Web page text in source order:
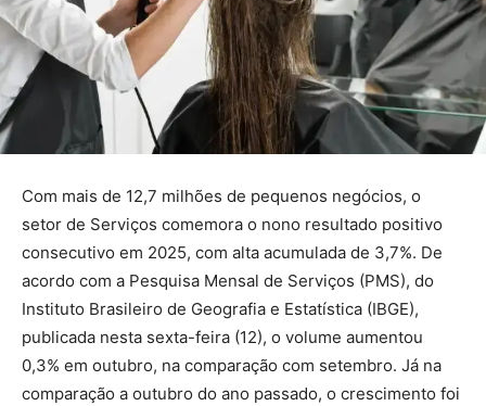
Com mais de 12,7 milhões de pequenos negócios, o
setor de Serviços comemora o nono resultado positivo
consecutivo em 2025, com alta acumulada de 3,7%. De
acordo com a Pesquisa Mensal de Serviços (PMS), do
Instituto Brasileiro de Geografia e Estatística (IBGE),
publicada nesta sexta-feira (12), o volume aumentou
0,3% em outubro, na comparação com setembro. Já na
comparação a outubro do ano passado, o crescimento foi